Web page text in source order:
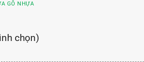
GỖ NHỰA
chọn)